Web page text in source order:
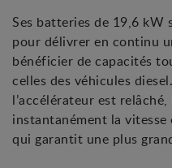
Ses batteries de 19,6 kW
pour délivrer en continu
bénéficier de capacités
celles des véhicules
l’accélérateur est
instantanément la vitesse
qui garantit une plus